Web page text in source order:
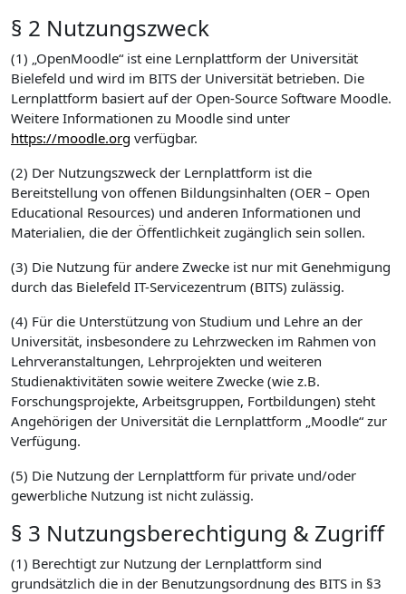
§ 2 Nutzungszweck
(1) „OpenMoodle“ ist eine Lernplattform der Universität
Bielefeld und wird im BITS der Universität betrieben. Die
Lernplattform basiert auf der Open-Source Software Moodle.
Weitere Informationen zu Moodle sind unter
https://moodle.org verfügbar.
(2) Der Nutzungszweck der Lernplattform ist die
Bereitstellung von offenen Bildungsinhalten (OER – Open
Educational Resources) und anderen Informationen und
Materialien, die der Öffentlichkeit zugänglich sein sollen.
(3) Die Nutzung für andere Zwecke ist nur mit Genehmigung
durch das Bielefeld IT-Servicezentrum (BITS) zulässig.
(4) Für die Unterstützung von Studium und Lehre an der
Universität, insbesondere zu Lehrzwecken im Rahmen von
Lehrveranstaltungen, Lehrprojekten und weiteren
Studienaktivitäten sowie weitere Zwecke (wie z.B.
Forschungsprojekte, Arbeitsgruppen, Fortbildungen) steht
Angehörigen der Universität die Lernplattform „Moodle“ zur
Verfügung.
(5) Die Nutzung der Lernplattform für private und/oder
gewerbliche Nutzung ist nicht zulässig.
§ 3 Nutzungsberechtigung & Zugriff
(1) Berechtigt zur Nutzung der Lernplattform sind
grundsätzlich die in der Benutzungsordnung des BITS in §3